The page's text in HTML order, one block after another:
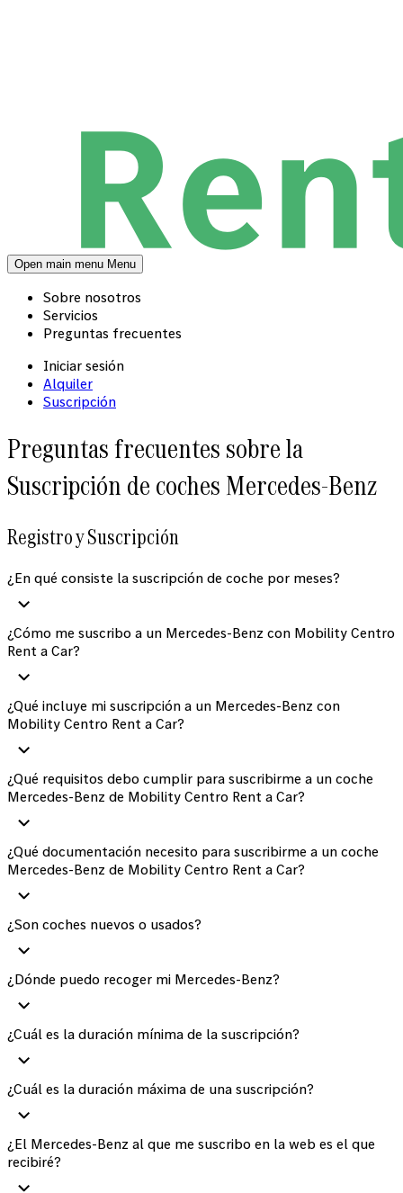
Open main menu Menu
Sobre nosotros
Servicios
Preguntas frecuentes
Iniciar sesión
Alquiler
Suscripción
Preguntas frecuentes sobre la
Suscripción de coches Mercedes-Benz
Registro y Suscripción
¿En qué consiste la suscripción de coche por meses?
¿Cómo me suscribo a un Mercedes-Benz con Mobility Centro
Rent a Car?
¿Qué incluye mi suscripción a un Mercedes-Benz con
Mobility Centro Rent a Car?
¿Qué requisitos debo cumplir para suscribirme a un coche
Mercedes-Benz de Mobility Centro Rent a Car?
¿Qué documentación necesito para suscribirme a un coche
Mercedes-Benz de Mobility Centro Rent a Car?
¿Son coches nuevos o usados?
¿Dónde puedo recoger mi Mercedes-Benz?
¿Cuál es la duración mínima de la suscripción?
¿Cuál es la duración máxima de una suscripción?
¿El Mercedes-Benz al que me suscribo en la web es el que
recibiré?